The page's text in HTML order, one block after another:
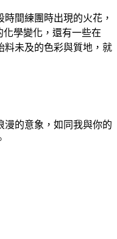
時間練團時出現的火花，
化學變化，還有一些在
料未及的色彩與質地，就
漫的意象，如同我與你的